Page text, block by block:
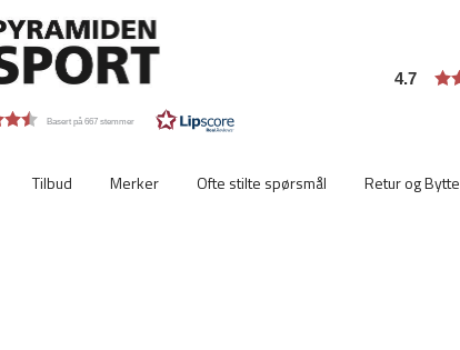
Basert på 667 stemmer
4.7
Tilbud Viktigste
Merker Ofte stilte spørsmål Retur og Bytte